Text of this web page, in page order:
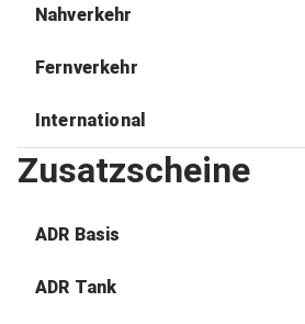
Nahverkehr
Fernverkehr
International
Zusatzscheine
ADR Basis
ADR Tank